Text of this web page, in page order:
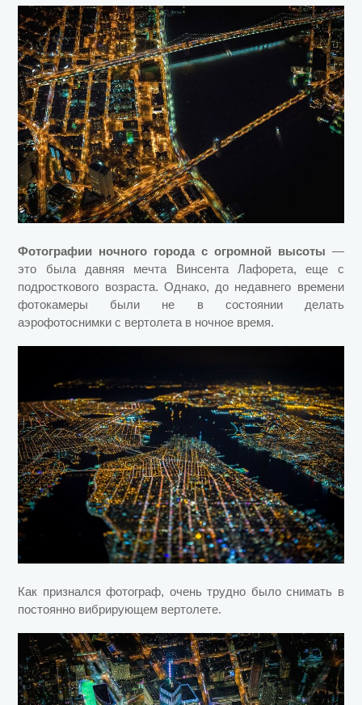
Фотографии ночного города с огромной высоты —
это была давняя мечта Винсента Лафорета, еще с
подросткового возраста. Однако, до недавнего времени
фотокамеры были не в состоянии делать
аэрофотоснимки с вертолета в ночное время.
Как признался фотограф, очень трудно было снимать в
постоянно вибрирующем вертолете.